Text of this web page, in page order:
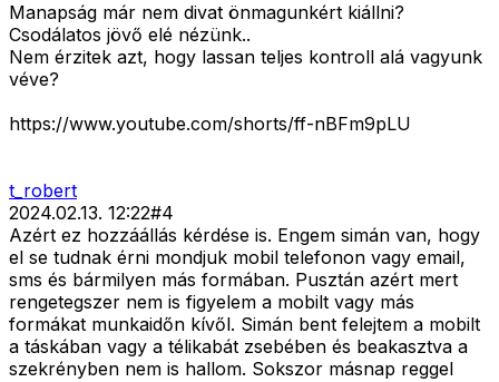
Manapság már nem divat önmagunkért kiállni?
Csodálatos jövő elé nézünk..
Nem érzitek azt, hogy lassan teljes kontroll alá vagyunk
véve?
https://www.youtube.com/shorts/ff-nBFm9pLU
t_robert
2024.02.13. 12:22#4
Azért ez hozzáállás kérdése is. Engem simán van, hogy
el se tudnak érni mondjuk mobil telefonon vagy email,
sms és bármilyen más formában. Pusztán azért mert
rengetegszer nem is figyelem a mobilt vagy más
formákat munkaidőn kívől. Simán bent felejtem a mobilt
a táskában vagy a télikabát zsebében és beakasztva a
szekrényben nem is hallom. Sokszor másnap reggel